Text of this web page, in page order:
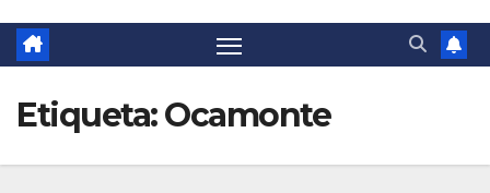
Etiqueta:Ocamonte